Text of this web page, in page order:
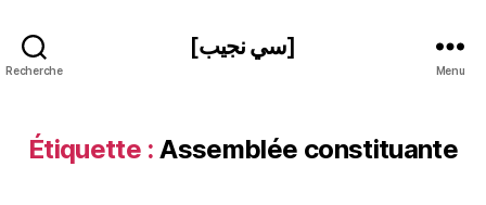
Recherche
[سي نجيب]
Menu
Étiquette : Assemblée constituante